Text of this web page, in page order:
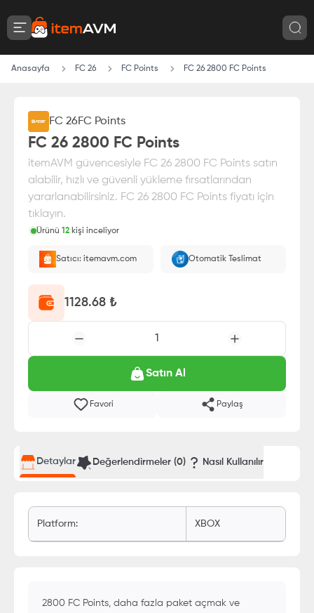
Anasayfa FC 26 FC Points FC 26 2800 FC Points
FC 26FC Points
FC 26 2800 FC Points
itemAVM güvencesiyle FC 26 2800 FC Points satın
alabilir, hızlı ve güvenli yükleme fırsatlarından
yararlanabilirsiniz. FC 26 2800 FC Points fiyatı için
tıklayın.
Ürünü 12 kişi inceliyor
E-Pin olarak yüklenir.
Satıcı: itemavm.com Otomatik Teslimat
1128.68 ₺
1
Satın Al
Favori Paylaş
Detaylar Değerlendirmeler (0) Nasıl Kullanılır
Platform: XBOX
2800 FC Points, daha fazla paket açmak ve